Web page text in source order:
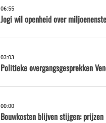
06:55
Jogi wil openheid over
03:03
Politieke overgangsgesprekken
00:00
Bouwkosten blijven stijgen: